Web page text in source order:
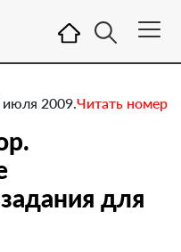
июля 2009.Читать номер
для